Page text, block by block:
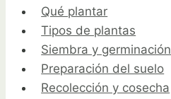
Qué plantar
Tipos de plantas
Siembra y germinación
Preparación del suelo
Recolección y cosecha